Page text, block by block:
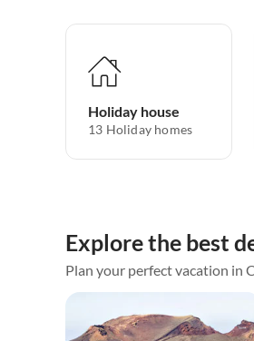
Holiday house
13 Holiday homes
Explore the best
Plan your perfect vacation in